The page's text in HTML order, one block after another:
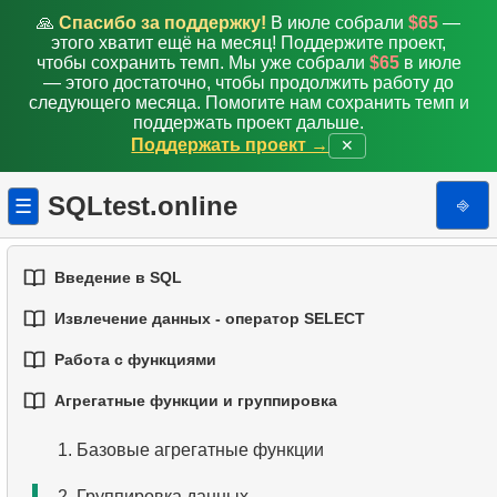
🙏 Спасибо за поддержку! В июле собрали $65 —
этого хватит ещё на месяц! Поддержите проект,
чтобы сохранить темп. Мы уже собрали $65в июле
— этого достаточно, чтобы продолжить работу до
следующего месяца. Помогите нам сохранить темп и
поддержать проект дальше.
Поддержать проект →
✕
☰ SQLtest.online ⎆
Введение в SQL
1.Введение в базы данных
Типы баз данных
Извлечение данных - оператор SELECT
1.Выборка данных из таблицы
2. Фильтрация данных
3. Объединение нескольких условий
Работа с функциями
1.Встроенные функции SQL
2. Основные строковые функции
Агрегатные функции и группировка
1. Базовые агрегатные функции